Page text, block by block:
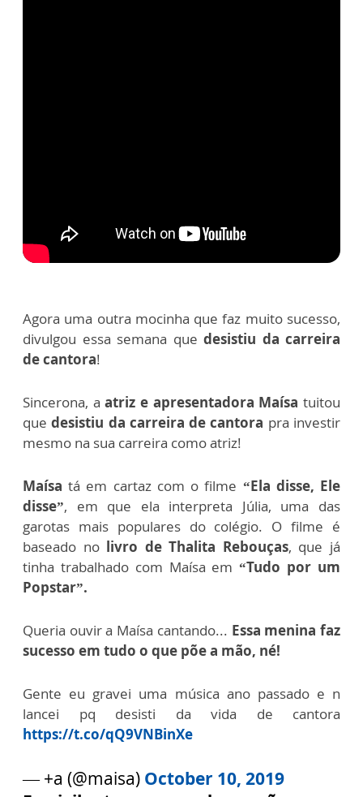
Agora uma outra mocinha que faz muito sucesso,
divulgou essa semana que desistiu da carreira
de cantora!
Sincerona, aatriz e apresentadora Maísa tuitou
quedesistiu da carreira de cantora pra investir
mesmo na sua carreira como atriz!
Maísa tá em cartaz com o filme “Ela disse, Ele
disse”, em que ela interpreta Júlia, uma das
garotas mais populares do colégio. O filme é
baseado no livro de Thalita Rebouças, que já
tinha trabalhado com Maísa em“Tudo por um
Popstar”.
Queria ouvir a Maísa cantando... Essa menina faz
sucesso em tudo o que põe a mão, né!
Gente eu gravei uma música ano passado e n
lancei pq desisti da vida de cantora
https://t.co/qQ9VNBinXe
— +a (@maisa) October 10, 2019